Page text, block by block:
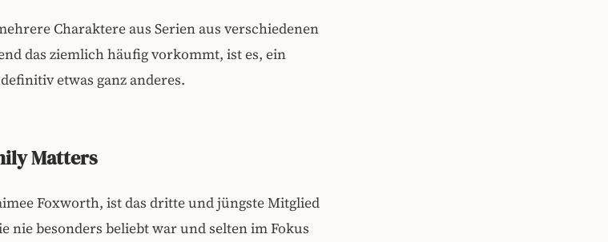
Charaktere aus Serien aus verschiedenen
das ziemlich häufig vorkommt, ist es, ein
etwas ganz anderes.
Matters
Foxworth, ist das dritte und jüngste Mitglied
nie besonders beliebt war und selten im Fokus